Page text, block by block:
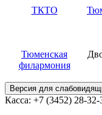
ТКТО
Тюменская
филармония
Версия для
Касса: +7 (3452) 28-32-